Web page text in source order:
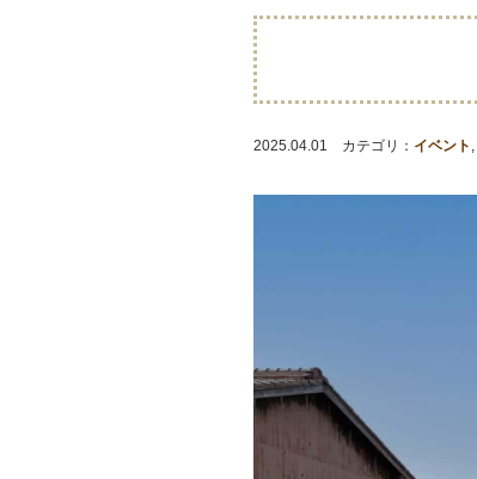
2025.04.01 カテゴリ： イベント ,